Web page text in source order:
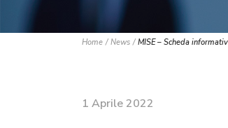
Home News MISE – Scheda
1 Aprile 2022